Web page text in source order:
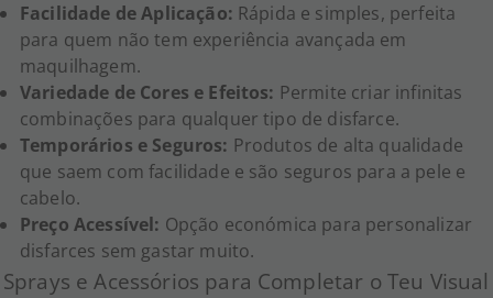
Facilidade de Aplicação: Rápida e simples, perfeita
para quem não tem experiência avançada em
maquilhagem.
Variedade de Cores e Efeitos: Permite criar infinitas
combinações para qualquer tipo de disfarce.
Temporários e Seguros: Produtos de alta qualidade
que saem com facilidade e são seguros para a pele e
cabelo.
Preço Acessível: Opção económica para personalizar
disfarces sem gastar muito.
Sprays e Acessórios para Completar o Teu Visual